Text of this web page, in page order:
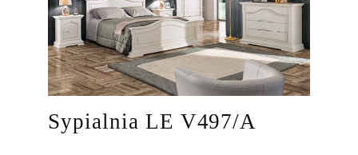
Sypialnia LE V497/A